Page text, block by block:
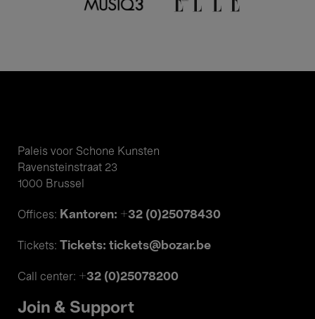
Paleis voor Schone Kunsten
Ravensteinstraat 23
1000 Brussel
Offices: Kantoren: +32 (0)25078430
Tickets: Tickets: tickets@bozar.be
Call center: +32 (0)25078200
Join & Support